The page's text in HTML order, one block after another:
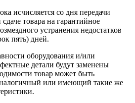
исчисляется со дня передачи
товара на гарантийное
устранения недостатков
пять) дней.
оборудования и/или
детали будут заменены
товар может быть
или имеющий такие же